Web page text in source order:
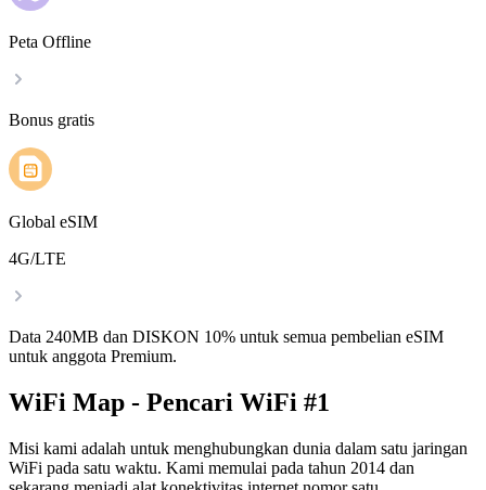
Peta Offline
Bonus gratis
Global eSIM
4G/LTE
Data 240MB dan DISKON 10% untuk semua pembelian eSIM
untuk anggota Premium.
WiFi Map - Pencari WiFi #1
Misi kami adalah untuk menghubungkan dunia dalam satu jaringan
WiFi pada satu waktu. Kami memulai pada tahun 2014 dan